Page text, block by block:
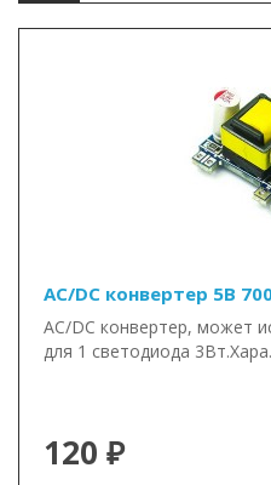
AC/DC конвертер 5В
AC/DC конвертер, может
для 1 светодиода
120 ₽